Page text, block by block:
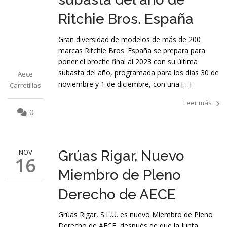
Aece
Carretillas
0
Ritchie Bros. España
Gran diversidad de modelos de más de 200
marcas Ritchie Bros. España se prepara para
poner el broche final al 2023 con su última
subasta del año, programada para los días 30 de
noviembre y 1 de diciembre, con una […]
Leer más
NOV
16
Grúas Rigar, Nuevo
Miembro de Pleno
Derecho de AECE
Grúas Rigar, S.L.U. es nuevo Miembro de Pleno